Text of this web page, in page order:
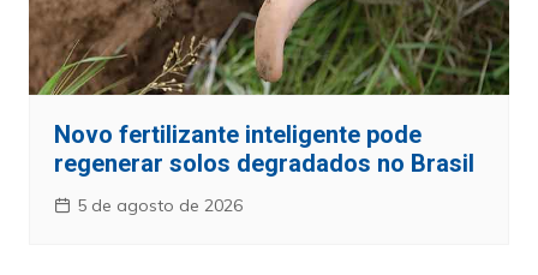
Novo fertilizante inteligente pode
regenerar solos degradados no Brasil
5 de agosto de 2026